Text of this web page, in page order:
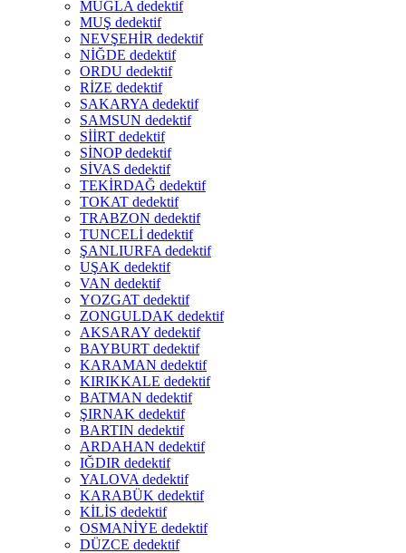
MUĞLA dedektif
MUŞ dedektif
NEVŞEHİR dedektif
NİĞDE dedektif
ORDU dedektif
RİZE dedektif
SAKARYA dedektif
SAMSUN dedektif
SİİRT dedektif
SİNOP dedektif
SİVAS dedektif
TEKİRDAĞ dedektif
TOKAT dedektif
TRABZON dedektif
TUNCELİ dedektif
ŞANLIURFA dedektif
UŞAK dedektif
VAN dedektif
YOZGAT dedektif
ZONGULDAK dedektif
AKSARAY dedektif
BAYBURT dedektif
KARAMAN dedektif
KIRIKKALE dedektif
BATMAN dedektif
ŞIRNAK dedektif
BARTIN dedektif
ARDAHAN dedektif
IĞDIR dedektif
YALOVA dedektif
KARABÜK dedektif
KİLİS dedektif
OSMANİYE dedektif
DÜZCE dedektif